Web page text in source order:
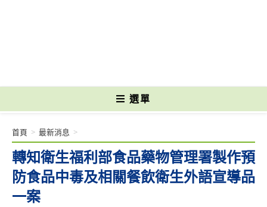
選單
轉知衛生福利部食品藥物管理署製作預
防食品中毒及相關餐飲衛生外語宣導品
一案
首頁 > 最新消息 >